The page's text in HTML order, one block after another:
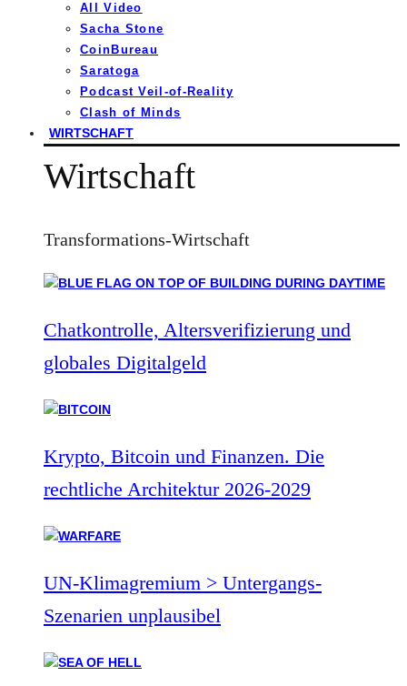
All Video
Sacha Stone
CoinBureau
Saratoga
Podcast Veil-of-Reality
Clash of Minds
WIRTSCHAFT
Wirtschaft
Transformations-Wirtschaft
Chatkontrolle, Altersverifizierung und
globales Digitalgeld
Krypto, Bitcoin und Finanzen. Die
rechtliche Architektur 2026-2029
UN-Klimagremium > Untergangs-
Szenarien unplausibel